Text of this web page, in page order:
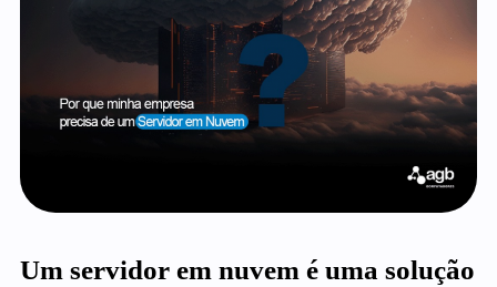
Um servidor em nuvem é uma solução